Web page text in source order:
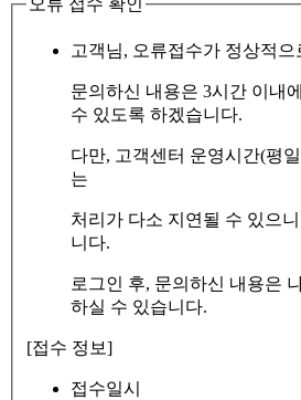
고객님, 오류접수가 정상적
문의하신 내용은 3시간 이내
수 있도록 하겠습니다.
다만, 고객센터 운영시간(평일
는
처리가 다소 지연될 수 있으
니다.
로그인 후, 문의하신 내용은
하실 수 있습니다.
[접수 정보]
접수일시